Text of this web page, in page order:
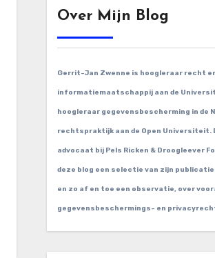
Over Mijn Blog
Gerrit-Jan Zwenne is hoogleraar recht
informatiemaatschappij aan de
hoogleraar gegevensbescherming in de
rechtspraktijk aan de Open Universiteit.
advocaat bij Pels Ricken & Droogleever
deze blog een selectie van zijn
en zo af en toe een observatie, over
gegevensbeschermings- en